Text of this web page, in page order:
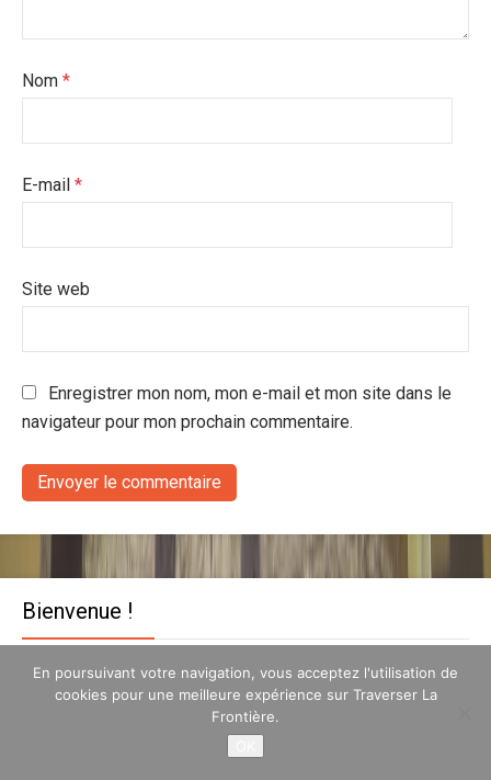
Nom *
E-mail *
Site web
Enregistrer mon nom, mon e-mail et mon site dans le
navigateur pour mon prochain commentaire.
Bienvenue !
Hello c'est Michael ! Auteur & entrepreneur, je
suis passionné de voyage. J'ai créé Traverser
La Frontière pour aider tous ceux qui ont
En poursuivant votre navigation, vous acceptez l'utilisation de
cookies pour une meilleure expérience sur Traverser La
Frontière.